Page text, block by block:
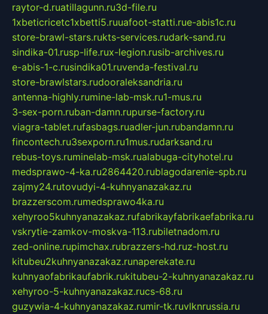
raytor-d.ruatillagunn.ru3d-file.ru
1xbeticricetc1xbetti5.ruuafoot-statti.rue-abis1c.ru
store-brawl-stars.rukts-services.rudark-sand.ru
sindika-01.rusp-life.rux-legion.rusib-archives.ru
e-abis-1-c.rusindika01.ruvenda-festival.ru
store-brawlstars.rudooraleksandria.ru
antenna-highly.rumine-lab-msk.ru1-mus.ru
3-sex-porn.ruban-damn.rupurse-factory.ru
viagra-tablet.rufasbags.ruadler-jun.rubandamn.ru
fincontech.ru3sexporn.ru1mus.rudarksand.ru
rebus-toys.ruminelab-msk.rualabuga-cityhotel.ru
medsprawo-4-ka.ru2864420.rublagodarenie-spb.ru
zajmy24.rutovudyi-4-kuhnyanazakaz.ru
brazzerscom.rumedsprawo4ka.ru
xehyroo5kuhnyanazakaz.rufabrikayfabrikaefabrika.ru
vskrytie-zamkov-moskva-113.rubiletnadom.ru
zed-online.rupimchax.rubrazzers-hd.ruz-host.ru
kitubeu2kuhnyanazakaz.runaperekate.ru
kuhnyaofabrikaufabrik.rukitubeu-2-kuhnyanazakaz.ru
xehyroo-5-kuhnyanazakaz.rucs-68.ru
guzywia-4-kuhnyanazakaz.rumir-tk.ruvlknrussia.ru